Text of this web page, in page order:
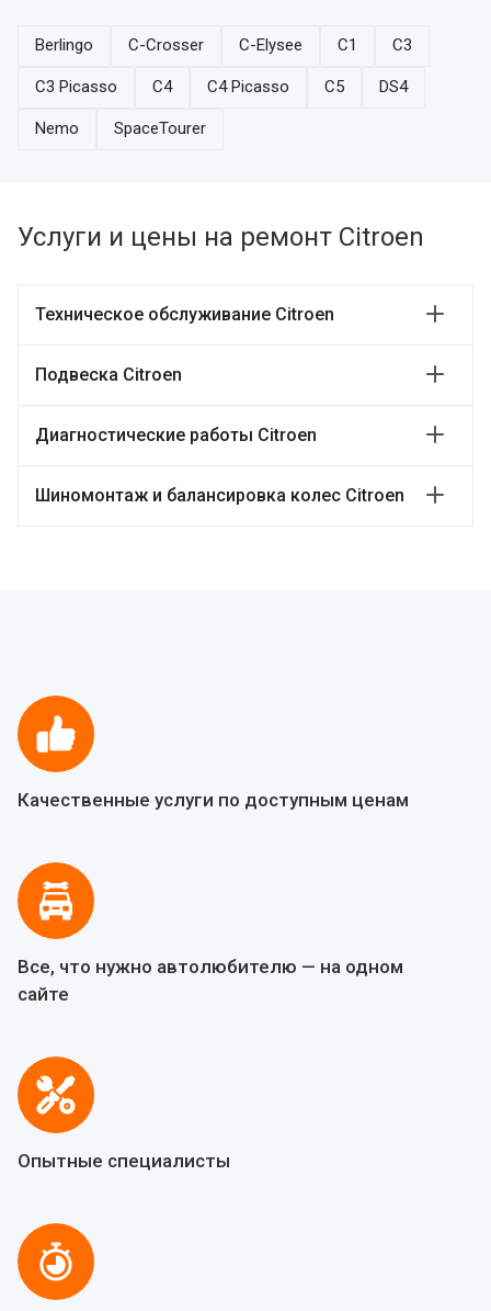
Berlingo C-Crosser C-Elysee C1 C3
C3 Picasso C4 C4 Picasso C5 DS4
Nemo SpaceTourer
Услуги и цены на ремонт Citroen
Техническое обслуживание Citroen
Подвеска Citroen
Диагностические работы Citroen
Шиномонтаж и балансировка колес Citroen
Качественные услуги по доступным ценам
Все, что нужно автолюбителю — на одном
сайте
Опытные специалисты